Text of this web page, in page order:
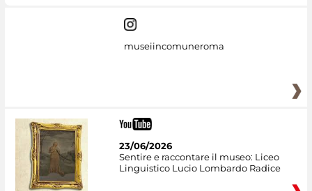
museiincomuneroma
23/06/2026
Sentire e raccontare il museo: Liceo
Linguistico Lucio Lombardo Radice